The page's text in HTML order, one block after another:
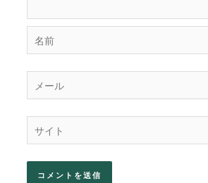
前
ー
ル
イ
ト